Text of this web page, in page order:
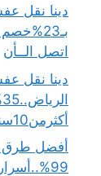
دينا نقل
اتصل الــأن
دينا نقل
أكثرمن10سنوات..اتصل بنا
أفضل طرق